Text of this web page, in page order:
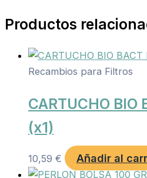
Productos
Recambios para Filtros
CARTUCHO BIO
(x1)
10,59 € Añadir al